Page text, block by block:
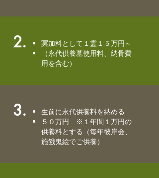
2.
冥加料として１霊１５万円～
（永代供養墓使用料、納骨費
用を含む）
3.
生前に永代供養料を納める
５０万円 ※１年間１万円の
供養料とする（毎年彼岸会、
施餓鬼絵でご供養）